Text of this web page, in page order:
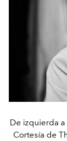
De izquierda
Cortesía de